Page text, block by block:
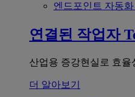
엔드포인트 자동화
연결된 작업자
산업용 증강현실로 효율
더 알아보기